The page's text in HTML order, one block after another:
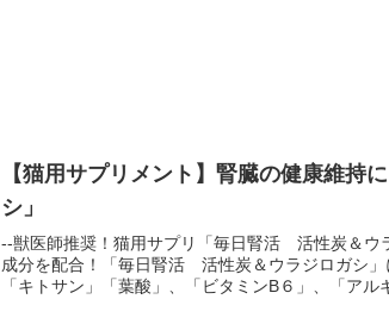
【猫用サプリメント】腎臓の健康維
シ」
--獣医師推奨！猫用サプリ「毎日腎活 活性炭＆
成分を配合！「毎日腎活 活性炭＆ウラジロガシ」
「キトサン」「葉酸」、「ビタミンB６」、「ア